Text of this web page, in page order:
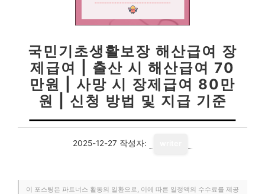
국민기초생활보장 해산급여 장
제급여 | 출산 시 해산급여 70
만원 | 사망 시 장제급여 80만
원 | 신청 방법 및 지급 기준
2025-12-27 작성자:
이 포스팅은 파트너스 활동의 일환으로, 이에 따른 일정액의 수수료를 제공